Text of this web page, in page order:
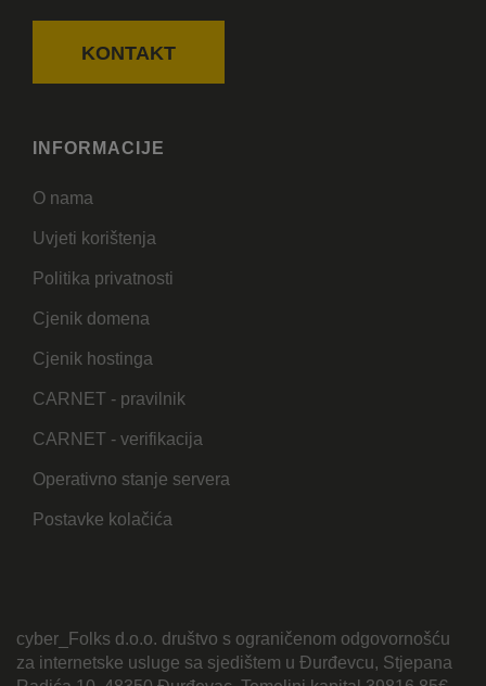
KONTAKT
INFORMACIJE
O nama
Uvjeti korištenja
Politika privatnosti
Cjenik domena
Cjenik hostinga
CARNET - pravilnik
CARNET - verifikacija
Operativno stanje servera
Postavke kolačića
cyber_Folks d.o.o. društvo s ograničenom odgovornošću
za internetske usluge sa sjedištem u Đurđevcu, Stjepana